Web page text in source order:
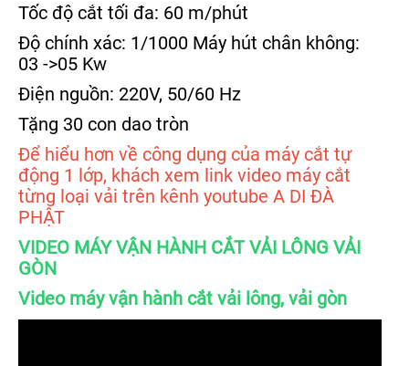
Tốc độ cắt tối đa: 60 m/phút
Độ chính xác: 1/1000 Máy hút chân không:
03 ->05 Kw
Điện nguồn: 220V, 50/60 Hz
Tặng 30 con dao tròn
Để hiểu hơn về công dụng của máy cắt tự
động 1 lớp, khách xem link video máy cắt
từng loại vải trên kênh youtube A DI ĐÀ
PHẬT
VIDEO MÁY VẬN HÀNH CẮT VẢI LÔNG VẢI
GÒN
Video máy vận hành cắt vải lông, vải gòn